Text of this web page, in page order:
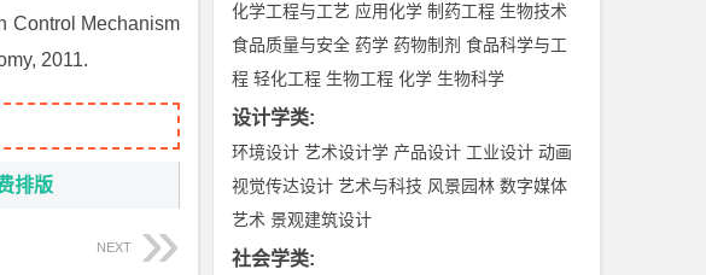
Control Mechanism
2011.
排版
NEXT
化学工程与工艺 应用化学 制药工程 生物技术
食品质量与安全 药学 药物制剂 食品科学与工
程 轻化工程 生物工程 化学 生物科学
设计学类:
环境设计 艺术设计学 产品设计 工业设计 动画
视觉传达设计 艺术与科技 风景园林 数字媒体
艺术 景观建筑设计
社会学类: